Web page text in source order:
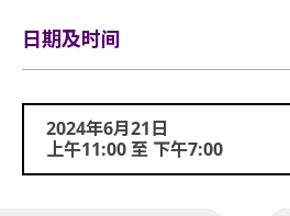
日期及时间
2024年6月21日
上午11:00 至 下午7:00